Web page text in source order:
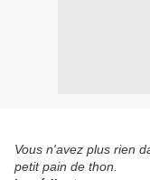
Vous n'avez plus rien
petit pain de thon.